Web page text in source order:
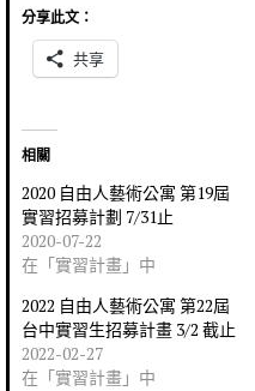
分享此文：
共享
相關
2020 自由人藝術公寓 第19屆
實習招募計劃 7/31止
2020-07-22
在「實習計畫」中
2022 自由人藝術公寓 第22屆
台中實習生招募計畫 3/2 截止
2022-02-27
在「實習計畫」中